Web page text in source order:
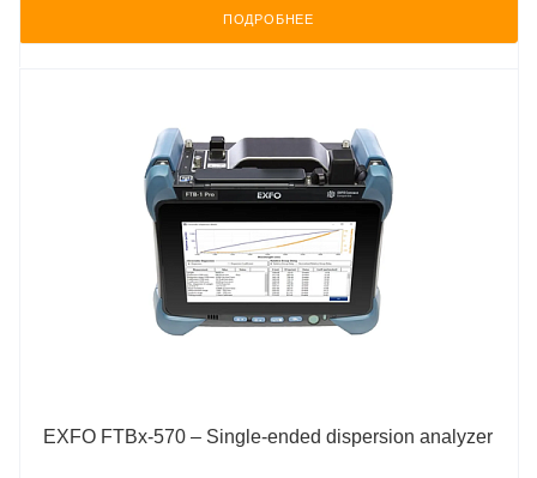
ПОДРОБНЕЕ
EXFO FTBx-570 – Single-ended dispersion analyzer